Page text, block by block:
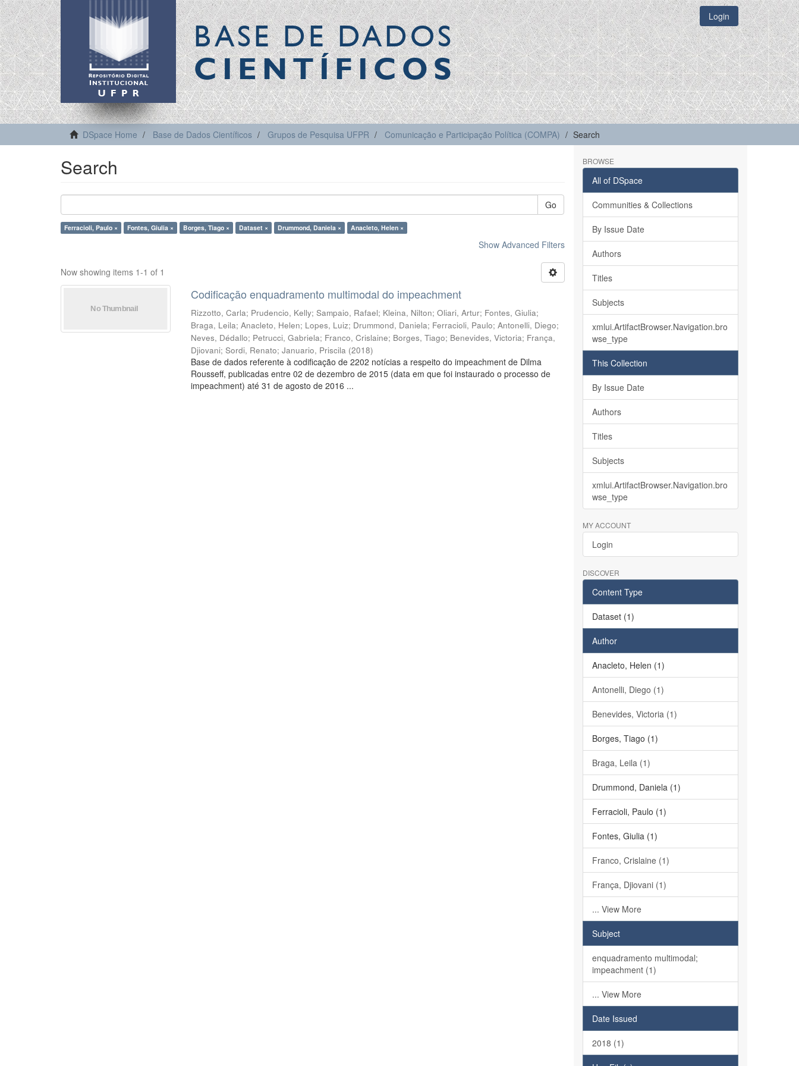
BASE DE DADOS
CIENTÍFICOS
Login
DSpace Home Base de Dados Científicos Grupos de Pesquisa UFPR Comunicação e Participação Política (COMPA) Search
Search
Go
Ferracioli, Paulo × Fontes, Giulia × Borges, Tiago × Dataset × Drummond, Daniela × Anacleto, Helen ×
Show Advanced Filters
Now showing items 1-1 of 1
Codificação enquadramento multimodal do impeachment
Rizzotto, Carla; Prudencio, Kelly;Sampaio, Rafael; Kleina, Nilton;Oliari, Artur; Fontes, Giulia;
Braga, Leila;Anacleto, Helen; Lopes, Luiz; Drummond, Daniela; Ferracioli, Paulo;Antonelli, Diego;
Neves, Dédallo; Petrucci, Gabriela; Franco, Crislaine; Borges, Tiago; Benevides, Victoria; França,
Djiovani;Sordi, Renato;Januario, Priscila (2018)
Base de dados referente à codificação de 2202 notícias a respeito do impeachment de Dilma
Rousseff, publicadas entre 02 de dezembro de 2015 (data em que foi instaurado o processo de
impeachment) até 31 de agosto de 2016 ...
BROWSE
All of DSpace
Communities & Collections
By Issue Date
Authors
Titles
Subjects
xmlui.ArtifactBrowser.Navigation.bro
wse_type
This Collection
By Issue Date
Authors
Titles
Subjects
xmlui.ArtifactBrowser.Navigation.bro
wse_type
MY ACCOUNT
Login
DISCOVER
Content Type
Dataset (1)
Author
Anacleto, Helen (1)
Antonelli, Diego (1)
Benevides, Victoria (1)
Borges, Tiago (1)
Braga, Leila (1)
Drummond, Daniela (1)
Ferracioli, Paulo (1)
Fontes, Giulia (1)
Franco, Crislaine (1)
França, Djiovani (1)
... View More
Subject
enquadramento multimodal;
impeachment (1)
... View More
Date Issued
2018 (1)